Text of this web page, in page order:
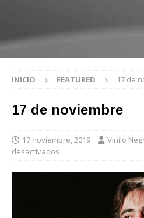
INICIO FEATURED 17 de
17 de noviembre
17 noviembre, 2019 Vinilo
desactivados